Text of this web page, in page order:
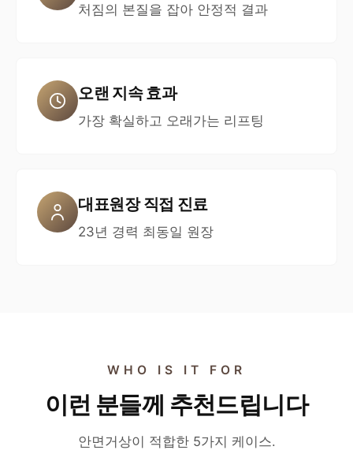
처짐의 본질을 잡아 안정적 결과
오랜 지속 효과
가장 확실하고 오래가는 리프팅
대표원장 직접 진료
23년 경력 최동일 원장
WHO IS IT FOR
이런 분들께 추천드립니다
안면거상이 적합한 5가지 케이스.